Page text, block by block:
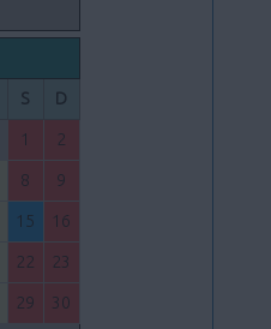
S D
1 2
8 9
15 16
22 23
29 30